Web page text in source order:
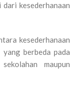
dari kesederhanaan
kesederhanaan
yang berbeda pada
maupun